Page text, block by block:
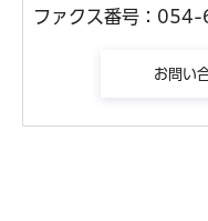
ファクス番号：